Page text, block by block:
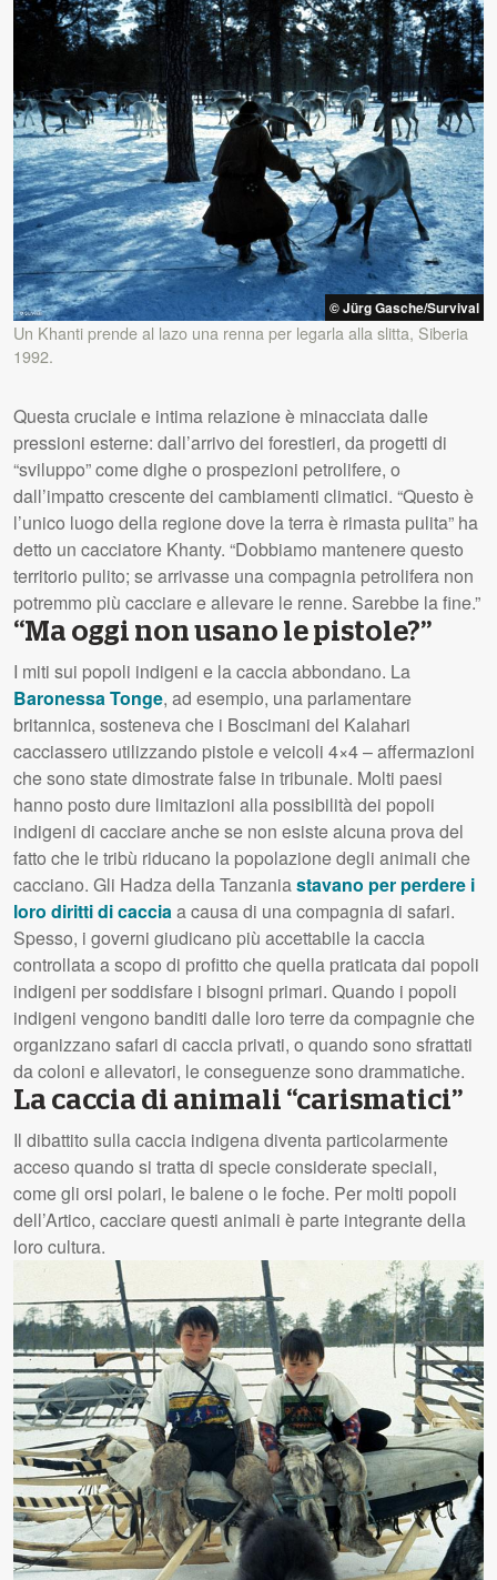
© Jürg Gasche/Survival
Un Khanti prende al lazo una renna per legarla alla slitta, Siberia
1992.
Questa cruciale e intima relazione è minacciata dalle
pressioni esterne: dall’arrivo dei forestieri, da progetti di
“sviluppo” come dighe o prospezioni petrolifere, o
dall’impatto crescente dei cambiamenti climatici. “Questo è
l’unico luogo della regione dove la terra è rimasta pulita” ha
detto un cacciatore Khanty. “Dobbiamo mantenere questo
territorio pulito; se arrivasse una compagnia petrolifera non
potremmo più cacciare e allevare le renne. Sarebbe la fine.”
“Ma oggi non usano le pistole?”
I miti sui popoli indigeni e la caccia abbondano. La
Baronessa Tonge, ad esempio, una parlamentare
britannica, sosteneva che i Boscimani del Kalahari
cacciassero utilizzando pistole e veicoli 4×4 – affermazioni
che sono state dimostrate false in tribunale. Molti paesi
hanno posto dure limitazioni alla possibilità dei popoli
indigeni di cacciare anche se non esiste alcuna prova del
fatto che le tribù riducano la popolazione degli animali che
cacciano. Gli Hadza della Tanzania stavano per perdere i
loro diritti di caccia a causa di una compagnia di safari.
Spesso, i governi giudicano più accettabile la caccia
controllata a scopo di profitto che quella praticata dai popoli
indigeni per soddisfare i bisogni primari. Quando i popoli
indigeni vengono banditi dalle loro terre da compagnie che
organizzano safari di caccia privati, o quando sono sfrattati
da coloni e allevatori, le conseguenze sono drammatiche.
La caccia di animali “carismatici”
Il dibattito sulla caccia indigena diventa particolarmente
acceso quando si tratta di specie considerate speciali,
come gli orsi polari, le balene o le foche. Per molti popoli
dell’Artico, cacciare questi animali è parte integrante della
loro cultura.